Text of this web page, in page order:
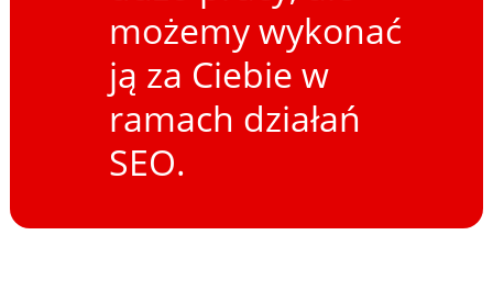
możemy wykonać
ją za Ciebie w
ramach działań
SEO.